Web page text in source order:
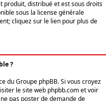
produit, distribué et est sous droits
sous la license générale
cliquez sur le lien pour plus de
?
du Groupe phpBB. Si vous croyez
le site web phpbb.com et voir
pas poster de demande de